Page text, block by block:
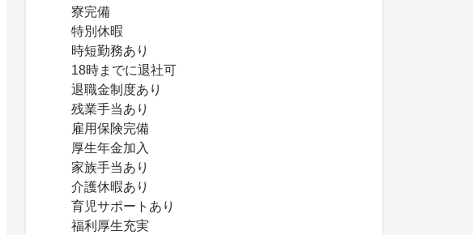
寮完備
特別休暇
時短勤務あり
18時までに退社可
退職金制度あり
残業手当あり
雇用保険完備
厚生年金加入
家族手当あり
介護休暇あり
育児サポートあり
福利厚生充実